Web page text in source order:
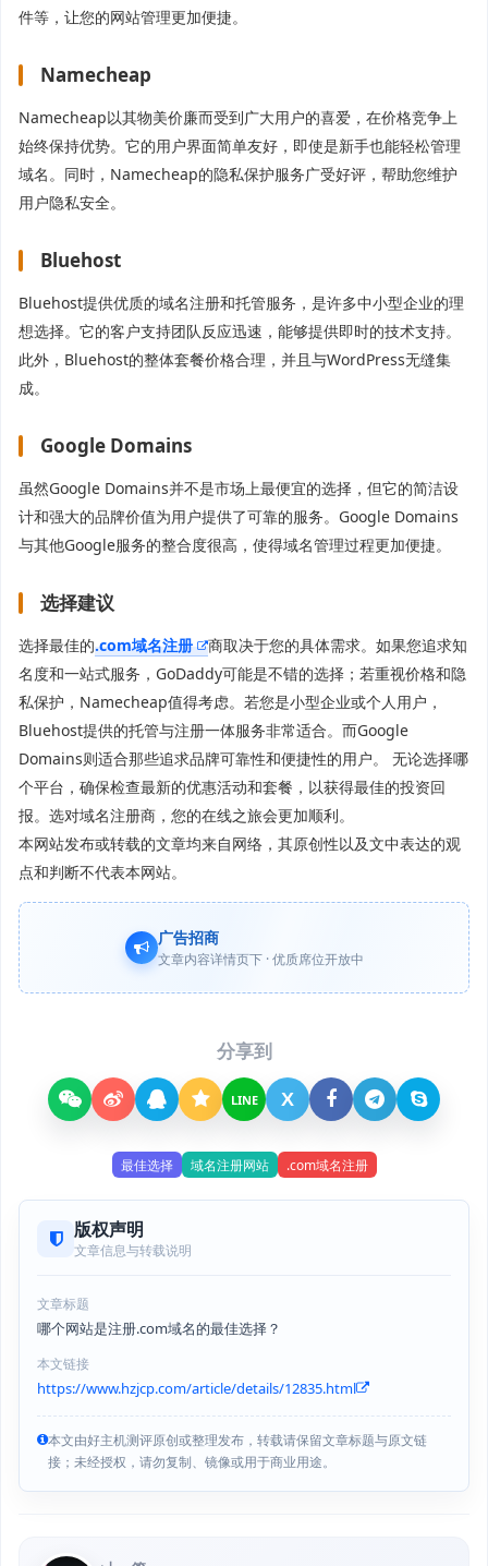
件等，让您的网站管理更加便捷。
Namecheap
Namecheap以其物美价廉而受到广大用户的喜爱，在价格竞争上
始终保持优势。它的用户界面简单友好，即使是新手也能轻松管理
域名。同时，Namecheap的隐私保护服务广受好评，帮助您维护
用户隐私安全。
Bluehost
Bluehost提供优质的域名注册和托管服务，是许多中小型企业的理
想选择。它的客户支持团队反应迅速，能够提供即时的技术支持。
此外，Bluehost的整体套餐价格合理，并且与WordPress无缝集
成。
Google Domains
虽然Google Domains并不是市场上最便宜的选择，但它的简洁设
计和强大的品牌价值为用户提供了可靠的服务。Google Domains
与其他Google服务的整合度很高，使得域名管理过程更加便捷。
选择建议
选择最佳的.com域名注册
商取决于您的具体需求。如果您追求知
名度和一站式服务，GoDaddy可能是不错的选择；若重视价格和隐
私保护，Namecheap值得考虑。若您是小型企业或个人用户，
Bluehost提供的托管与注册一体服务非常适合。而Google
Domains则适合那些追求品牌可靠性和便捷性的用户。 无论选择哪
个平台，确保检查最新的优惠活动和套餐，以获得最佳的投资回
报。选对域名注册商，您的在线之旅会更加顺利。
本网站发布或转载的文章均来自网络，其原创性以及文中表达的观
点和判断不代表本网站。
广告招商
文章内容详情页下 · 优质席位开放中
分享到
LINE X
最佳选择 域名注册网站 .com域名注册
版权声明
文章信息与转载说明
文章标题
哪个网站是注册.com域名的最佳选择？
本文链接
https://www.hzjcp.com/article/details/12835.html
本文由好主机测评原创或整理发布，转载请保留文章标题与原文链
接；未经授权，请勿复制、镜像或用于商业用途。